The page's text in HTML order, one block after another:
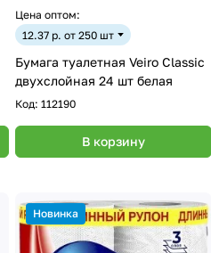
Цена оптом:
12.37 р. от 250 шт
Бумага туалетная Veiro Classic
двухслойная 24 шт белая
Код: 112190
В корзину
Новинка